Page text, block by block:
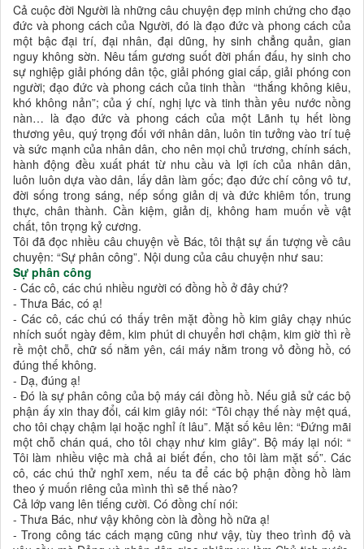
Cả cuộc đời Người là những câu chuyện đẹp minh chứng cho đạo
đức và phong cách của Người, đó là đạo đức và phong cách của
một bậc đại trí, đại nhân, đại dũng, hy sinh chẳng quản, gian
nguy không sờn. Nêu tấm gương suốt đời phấn đấu, hy sinh cho
sự nghiệp giải phóng dân tộc, giải phóng giai cấp, giải phóng con
người; đạo đức và phong cách của tinh thần “thắng không kiêu,
khó không nản”; của ý chí, nghị lực và tinh thần yêu nước nồng
nàn… là đạo đức và phong cách của một Lãnh tụ hết lòng
thương yêu, quý trọng đối với nhân dân, luôn tin tưởng vào trí tuệ
và sức mạnh của nhân dân, cho nên mọi chủ trương, chính sách,
hành động đều xuất phát từ nhu cầu và lợi ích của nhân dân,
luôn luôn dựa vào dân, lấy dân làm gốc; đạo đức chí công vô tư,
đời sống trong sáng, nếp sống giản dị và đức khiêm tốn, trung
thực, chân thành. Cần kiệm, giản dị, không ham muốn về vật
chất, tôn trọng kỷ cương.
Tôi đã đọc nhiều câu chuyện về Bác, tôi thật sự ấn tượng về câu
chuyện: “Sự phân công”. Nội dung của câu chuyện như sau:
Sự phân công
- Các cô, các chú nhiều người có đồng hồ ở đây chứ?
- Thưa Bác, có ạ!
- Các cô, các chú có thấy trên mặt đồng hồ kim giây chạy nhúc
nhích suốt ngày đêm, kim phút di chuyển hơi chậm, kim giờ thì rề
rề một chỗ, chữ số nằm yên, cái máy nằm trong vỏ đồng hồ, có
đúng thế không.
- Dạ, đúng ạ!
- Đó là sự phân công của bộ máy cái đồng hồ. Nếu giả sử các bộ
phận ấy xin thay đổi, cái kim giây nói: “Tôi chạy thế này mệt quá,
cho tôi chạy chậm lại hoặc nghỉ ít lâu”. Mặt số kêu lên: “Đứng mãi
một chỗ chán quá, cho tôi chạy như kim giây”. Bộ máy lại nói: “
Tôi làm nhiều việc mà chả ai biết đến, cho tôi làm mặt số”. Các
cô, các chú thử nghĩ xem, nếu ta để các bộ phận đồng hồ làm
theo ý muốn riêng của mình thì sẽ thế nào?
Cả lớp vang lên tiếng cười. Có đồng chí nói:
- Thưa Bác, như vậy không còn là đồng hồ nữa ạ!
- Trong công tác cách mạng cũng như vậy, tùy theo trình độ và